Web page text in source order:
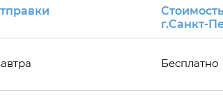
г.Санкт-
Бесплатно